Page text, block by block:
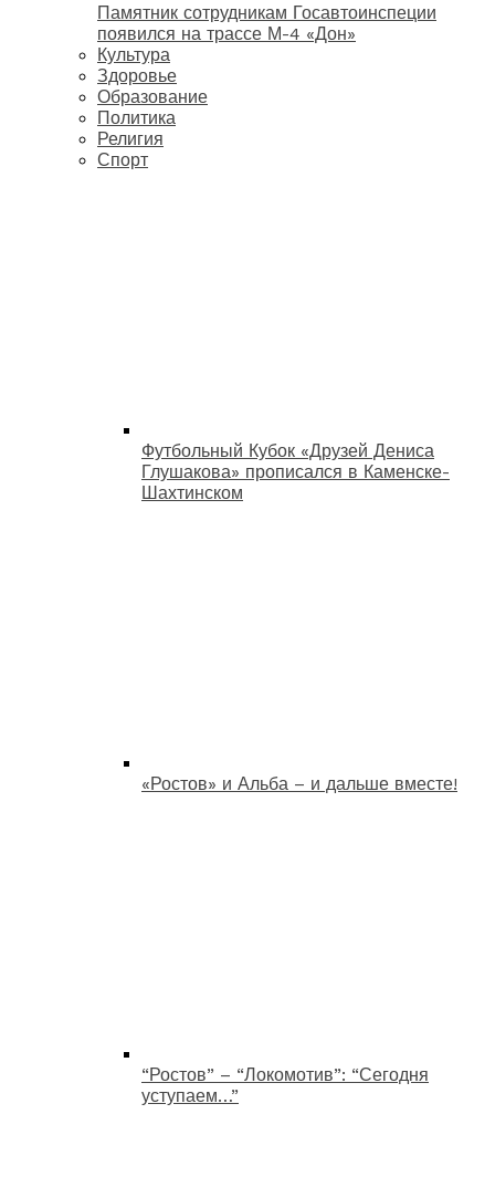
Памятник сотрудникам Госавтоинспеции
появился на трассе М-4 «Дон»
Культура
Здоровье
Образование
Политика
Религия
Спорт
Футбольный Кубок «Друзей Дениса
Глушакова» прописался в Каменске-
Шахтинском
«Ростов» и Альба – и дальше вместе!
“Ростов” – “Локомотив”: “Сегодня
уступаем…”